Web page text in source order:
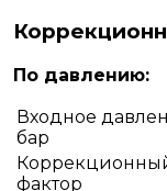
По давлению:
Входное
бар
фактор